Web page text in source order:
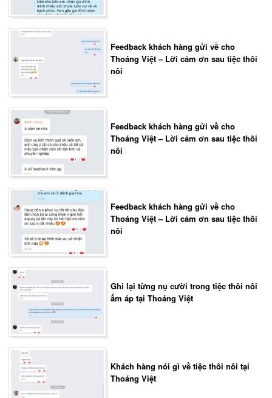
Feedback khách hàng gửi về cho
Thoáng Việt – Lời cảm ơn sau tiệc thôi
nôi
Feedback khách hàng gửi về cho
Thoáng Việt – Lời cảm ơn sau tiệc thôi
nôi
Feedback khách hàng gửi về cho
Thoáng Việt – Lời cảm ơn sau tiệc thôi
nôi
Ghi lại từng nụ cười trong tiệc thôi nôi
ấm áp tại Thoáng Việt
Khách hàng nói gì về tiệc thôi nôi tại
Thoáng Việt